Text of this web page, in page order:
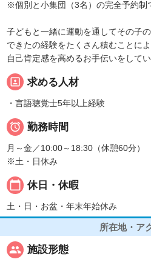
※個別と小集団（3名）の完全予約制
子どもと一緒に運動を通してその子
できたの経験をたくさん積むことによ
自己肯定感を高めるお手伝いをしてい
portrait 求める人材
・言語聴覚士5年以上経験
 勤務時間
月～金／10:00～18:30（休憩60分）
※土・日休み
calendar_today 休日・休暇
土・日・お盆・年末年始休み
所在地・ア
people 施設形態